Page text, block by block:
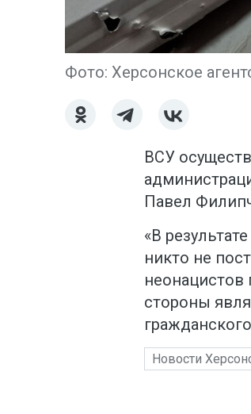
Фото: Херсонское
ВСУ
Павел
«В
никто не
стороны
Новости